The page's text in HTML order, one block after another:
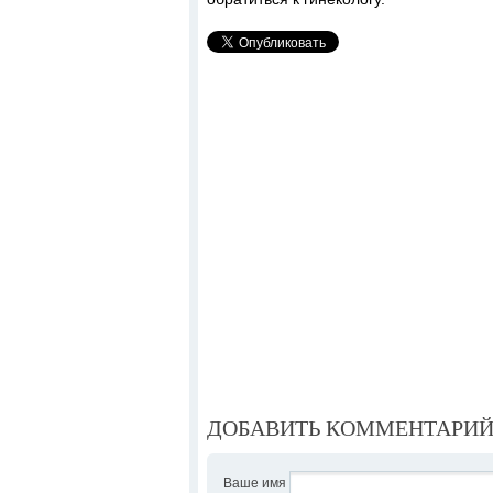
ДОБАВИТЬ КОММЕНТАРИЙ
Ваше имя